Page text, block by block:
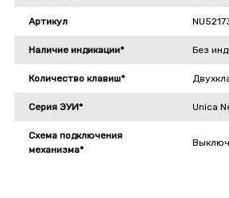
Артикул
Наличие индикации* Без
Количество клавиш*
Серия ЭУИ* Unica
Схема подключения
механизма*